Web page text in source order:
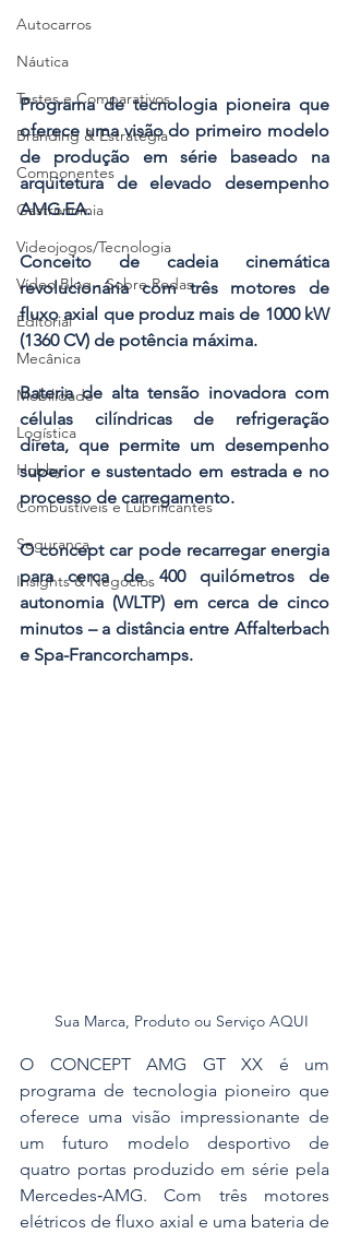
Autocarros
Náutica
Testes e Comparativos
Branding & Estratégia
Componentes
Gastronomia
Videojogos/Tecnologia
Vídeo Blog - Sobre Rodas
Editorial
Mecânica
Mobilidade
Logística
Hobby
Combustíveis e Lubrificantes
Segurança
Insights & Negócios
Programa de tecnologia pioneira que
oferece uma visão do primeiro modelo
de produção em série baseado na
arquitetura de elevado desempenho
AMG.EA.
Conceito de cadeia cinemática
revolucionária com três motores de
fluxo axial que produz mais de 1000 kW
(1360 CV) de potência máxima.
Bateria de alta tensão inovadora com
células cilíndricas de refrigeração
direta, que permite um desempenho
superior e sustentado em estrada e no
processo de carregamento.
O concept car pode recarregar energia
para cerca de 400 quilómetros de
autonomia (WLTP) em cerca de cinco
minutos – a distância entre Affalterbach
e Spa-Francorchamps.
Sua Marca, Produto ou Serviço AQUI
O CONCEPT AMG GT XX é um
programa de tecnologia pioneiro que
oferece uma visão impressionante de
um futuro modelo desportivo de
quatro portas produzido em série pela
Mercedes‑AMG. Com três motores
elétricos de fluxo axial e uma bateria de